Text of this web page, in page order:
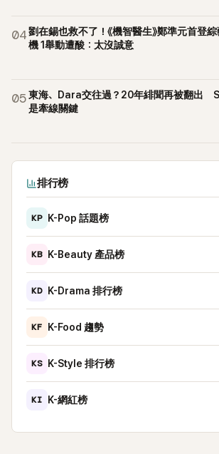
04劉在錫也救不了！《機智醫生》鄭準元首登
機 1舉動遭酸：太沒誠意
05東海、Dara交往過？20年緋聞再被翻出
是牽線關鍵
排行榜
KP K-Pop 話題榜
KB K-Beauty 產品榜
KD K-Drama 排行榜
KF K-Food 趨勢
KS K-Style 排行榜
KI K-網紅榜